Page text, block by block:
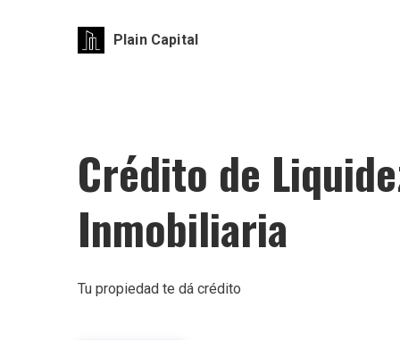
Plain Capital
Crédito de
Inmobiliaria
Tu propiedad te dá crédito